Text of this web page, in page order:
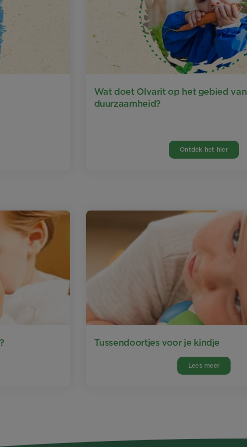
Wat doet Olvarit op het gebied van
duurzaamheid?
Ontdek het hier
Tussendoortjes voor je kindje
Lees meer